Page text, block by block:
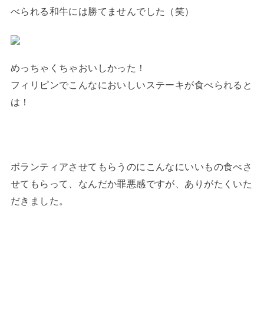
べられる和牛には勝てませんでした（笑）
めっちゃくちゃおいしかった！
フィリピンでこんなにおいしいステーキが食べられると
は！
ボランティアさせてもらうのにこんなにいいもの食べさ
せてもらって、なんだか罪悪感ですが、ありがたくいた
だきました。